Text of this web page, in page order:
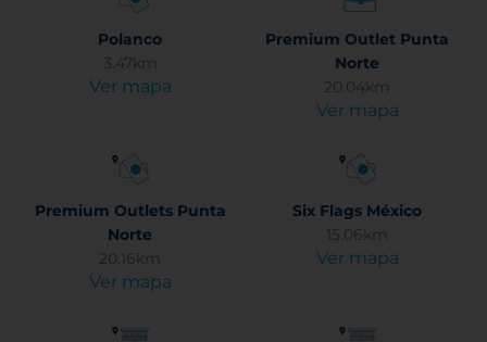
Polanco
3.47km
Ver mapa
Premium Outlet Punta
Norte
20.04km
Ver mapa
Premium Outlets Punta
Norte
20.16km
Ver mapa
Six Flags México
15.06km
Ver mapa